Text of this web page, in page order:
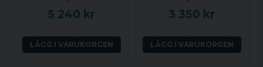
5 240 kr
LÄGG I VARUKORGEN
3 350 kr
LÄGG I VARUKORGEN